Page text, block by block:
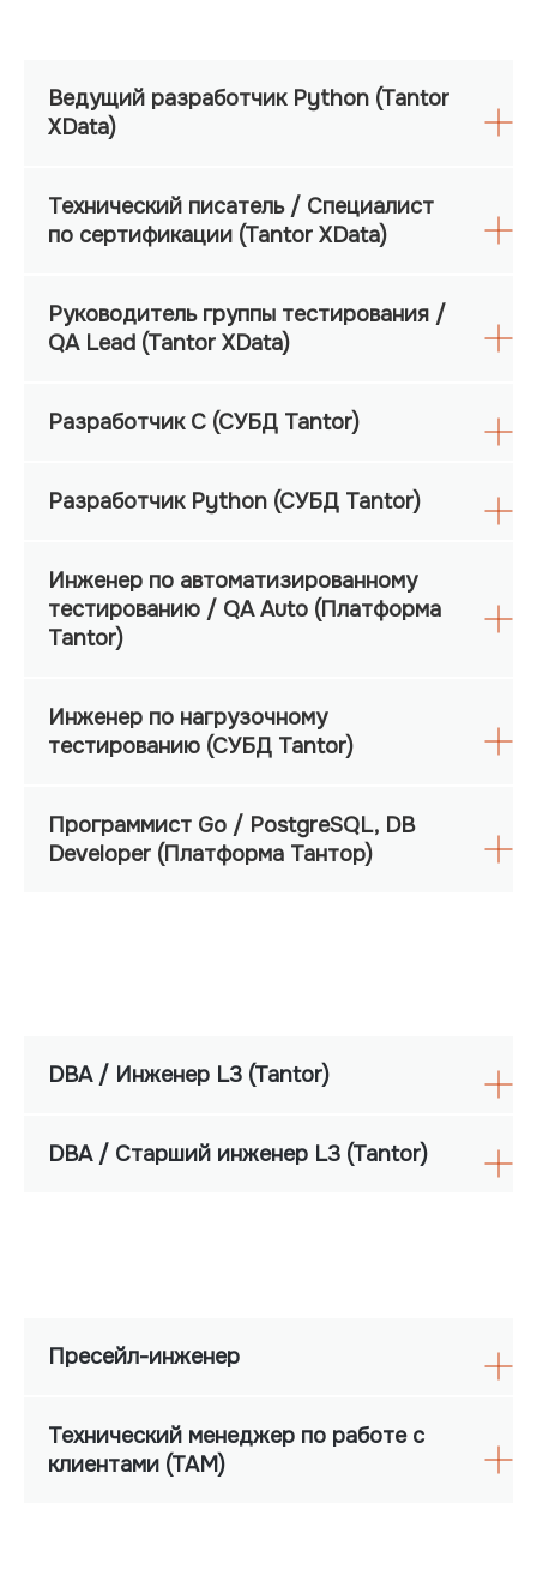
Ведущий разработчик Python (Tantor
XData)
Технический писатель / Специалист
по сертификации (Tantor XData)
Руководитель группы тестирования /
QA Lead (Tantor XData)
Разработчик C (СУБД Tantor)
Разработчик Python (СУБД Tantor)
Инженер по автоматизированному
тестированию / QA Auto (Платформа
Tantor)
Инженер по нагрузочному
тестированию (СУБД Tantor)
Программист Go / PostgreSQL, DB
Developer (Платформа Тантор)
DBA / Инженер L3 (Tantor)
DBA / Старший инженер L3 (Tantor)
Пресейл-инженер
Технический менеджер по работе с
клиентами (ТАМ)